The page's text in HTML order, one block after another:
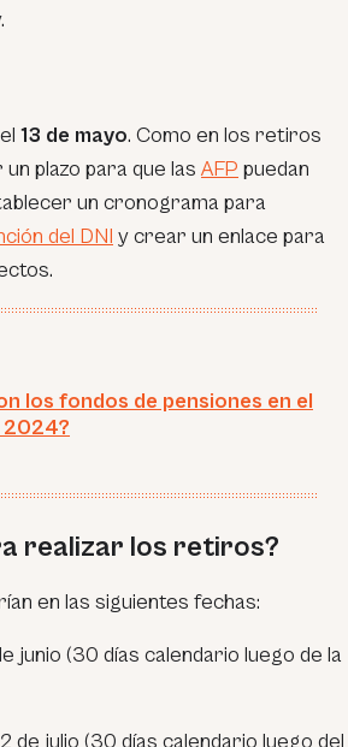
13 de mayo. Como en los retiros
plazo para que las AFP puedan
un cronograma para
del DNI y crear un enlace para
los fondos de pensiones en el
realizar los retiros?
en las siguientes fechas:
junio (30 días calendario luego de la
de julio (30 días calendario luego del